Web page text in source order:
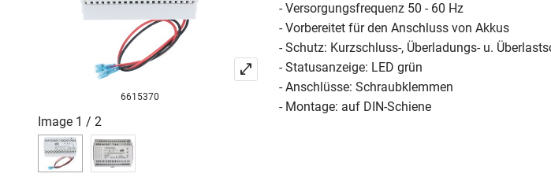
6615370
Image 1 / 2
- Versorgungsfrequenz 50 - 60 Hz
- Vorbereitet für den Anschluss von Akkus
- Schutz: Kurzschluss-, Überladungs- u.
- Statusanzeige: LED grün
- Anschlüsse: Schraubklemmen
- Montage: auf DIN-Schiene